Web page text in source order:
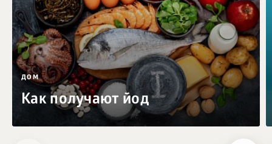
ДОМ
Как получают йод